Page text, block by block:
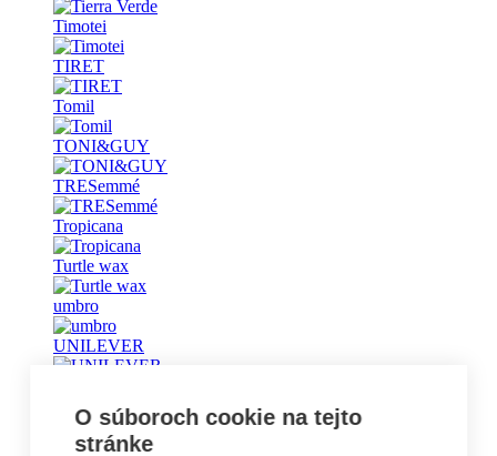
O súboroch cookie na tejto
stránke
Timotei
TIRET
Tomil
TONI&GUY
TRESemmé
Tropicana
Turtle wax
umbro
UNILEVER
Vademecum